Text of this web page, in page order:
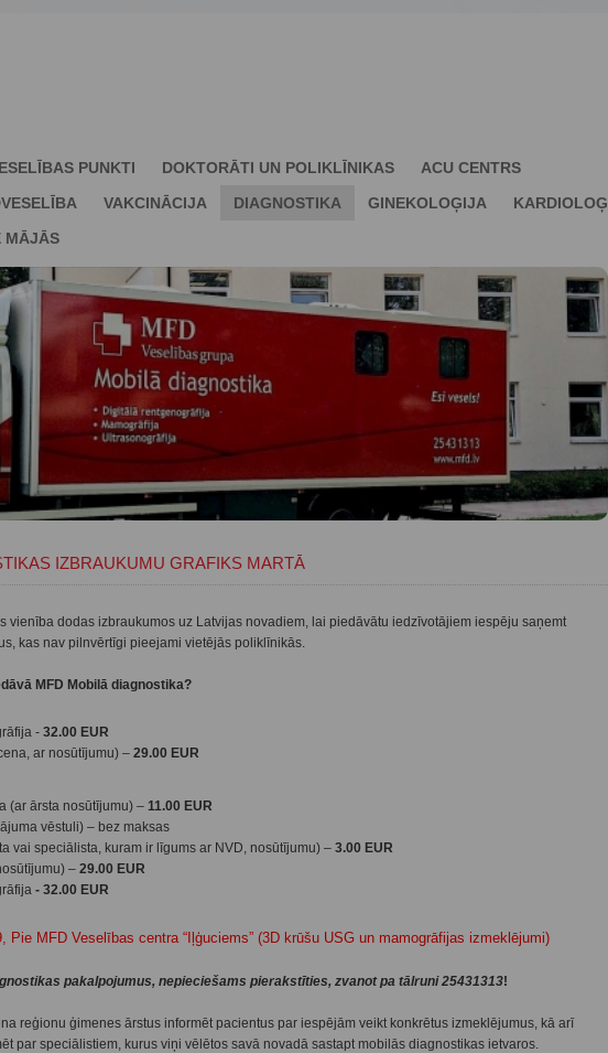
PUNKTI DOKTORĀTI UN POLIKLĪNIKAS
ACU CENTRS
VAKCINĀCIJA DIAGNOSTIKA GINEKOLOĢIJA
MĀJĀS
IZBRAUKUMU GRAFIKS MARTĀ
vienība dodas izbraukumos uz Latvijas novadiem, lai piedāvātu iedzīvotājiem iespēju saņemt
kas nav pilnvērtīgi pieejami vietējās poliklīnikās.
MFD Mobilā diagnostika?
- 32.00 EUR
ar nosūtījumu) – 29.00 EUR
(ar ārsta nosūtījumu) – 11.00 EUR
vēstuli) – bez maksas
vai speciālista, kuram ir līgums ar NVD, nosūtījumu) – 3.00 EUR
– 29.00 EUR
- 32.00 EUR
Pie MFD Veselības centra “Iļģuciems” (3D krūšu USG un mamogrāfijas izmeklējumi)
pakalpojumus, nepieciešams pierakstīties, zvanot pa tālruni25431313!
reģionu ģimenes ārstus informēt pacientus par iespējām veikt konkrētus izmeklējumus, kā arī
par speciālistiem, kurus viņi vēlētos savā novadā sastapt mobilās diagnostikas ietvaros.